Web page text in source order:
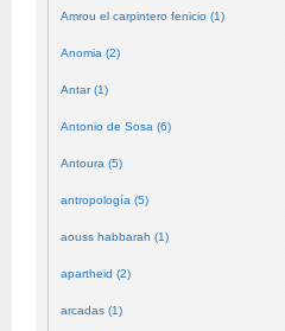
Amrou el carpintero fenicio (1)
Anomia (2)
Antar (1)
Antonio de Sosa (6)
Antoura (5)
antropología (5)
aouss habbarah (1)
apartheid (2)
arcadas (1)